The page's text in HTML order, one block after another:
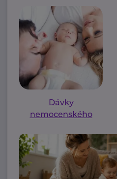
Dávky
nemocenského